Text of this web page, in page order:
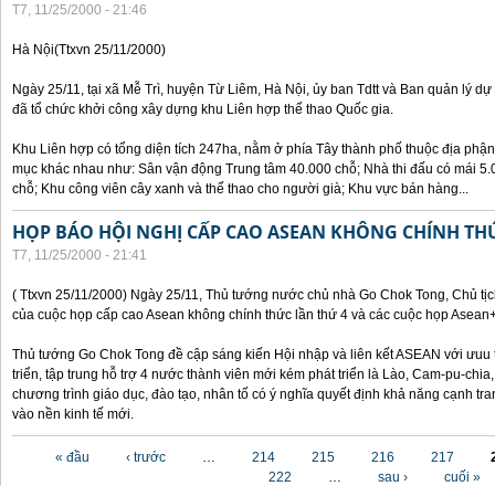
T7, 11/25/2000 - 21:46
Hà Nội(Ttxvn 25/11/2000)
Ngày 25/11, tại xã Mễ Trì, huyện Từ Liêm, Hà Nội, ủy ban Tdtt và Ban quản lý
đã tổ chức khởi công xây dựng khu Liên hợp thể thao Quốc gia.
Khu Liên hợp có tổng diện tích 247ha, nằm ở phía Tây thành phố thuộc địa
mục khác nhau như: Sân vận động Trung tâm 40.000 chỗ; Nhà thi đấu có mái
chỗ; Khu công viên cây xanh và thể thao cho người già; Khu vực bán hàng...
HỌP BÁO HỘI NGHỊ CẤP CAO ASEAN KHÔNG CHÍNH
T7, 11/25/2000 - 21:41
( Ttxvn 25/11/2000) Ngày 25/11, Thủ tướng nước chủ nhà Go Chok Tong, Chủ
của cuộc họp cấp cao Asean không chính thức lần thứ 4 và các cuộc họp
Thủ tướng Go Chok Tong đề cập sáng kiến Hội nhập và liên kết ASEAN với
triển, tập trung hỗ trợ 4 nước thành viên mới kém phát triển là Lào, Cam-pu-
chương trình giáo dục, đào tạo, nhân tố có ý nghĩa quyết định khả năng cạnh
vào nền kinh tế mới.
« đầu ‹ trước … 214 215 216 217
222
… sau › cuối »